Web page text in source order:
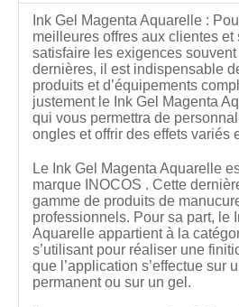
Ink Gel Magenta Aquarelle :
meilleures offres aux clientes et
satisfaire les exigences
dernières, il est indispensable
produits et d’équipements
justement le Ink Gel Magenta
qui vous permettra de
ongles et offrir des effets variés
Le Ink Gel Magenta Aquarelle
marque INOCOS . Cette
gamme de produits de
professionnels. Pour sa part, le
Aquarelle appartient à la
s’utilisant pour réaliser une
que l’application s’effectue sur
permanent ou sur un gel.